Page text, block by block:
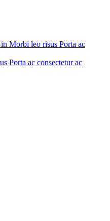
Morbi leo risus Porta ac
Porta ac consectetur ac